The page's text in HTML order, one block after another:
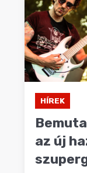
PREMIEREK
KULT
MÁSVILÁG
BLOGHÍREK
az új